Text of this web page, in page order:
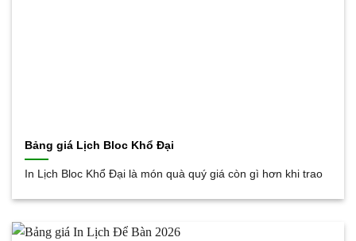
Bảng giá Lịch Bloc Khổ Đại
In Lịch Bloc Khổ Đại là món quà quý giá còn gì hơn khi trao